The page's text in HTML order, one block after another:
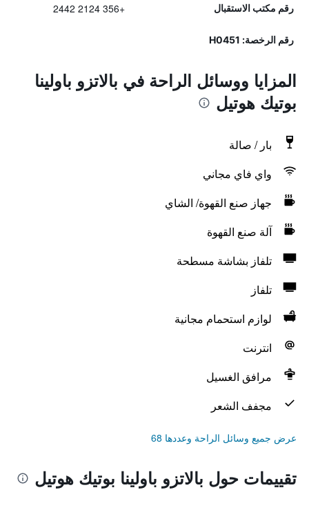
رقم مكتب الاستقبال +356 2124 2442
رقم الرخصة: H0451
المزايا ووسائل الراحة في بالاتزو باولينا
بوتيك هوتيل
بار / صالة
واي فاي مجاني
جهاز صنع القهوة/ الشاي
آلة صنع القهوة
تلفاز بشاشة مسطحة
تلفاز
لوازم استحمام مجانية
انترنت
مرافق الغسيل
مجفف الشعر
عرض جميع وسائل الراحة وعددها 68
تقييمات حول بالاتزو باولينا بوتيك هوتيل